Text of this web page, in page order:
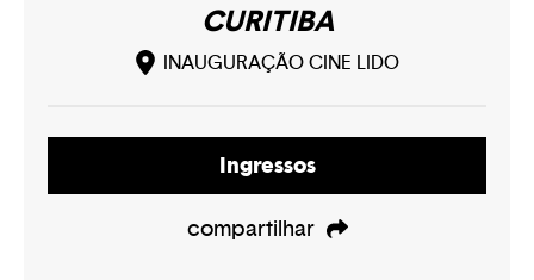
CURITIBA
INAUGURAÇÃO CINE LIDO
Ingressos
compartilhar